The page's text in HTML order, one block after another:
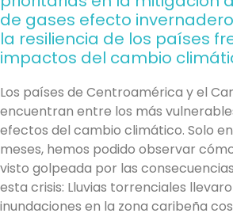
de gases efecto
la resiliencia de los países
impactos del cambio
Los países de Centroamérica y el
encuentran entre los más
efectos del cambio climático. Solo
meses, hemos podido observar
visto golpeada por las
esta crisis: Lluvias torrenciales
inundaciones en la zona caribeña